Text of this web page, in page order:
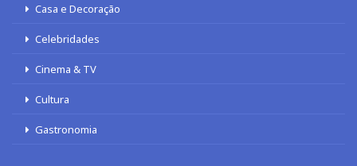
Casa e Decoração
Celebridades
Cinema & TV
Cultura
Gastronomia